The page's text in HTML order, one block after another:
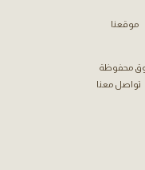
تواصل معنا
موقعنا